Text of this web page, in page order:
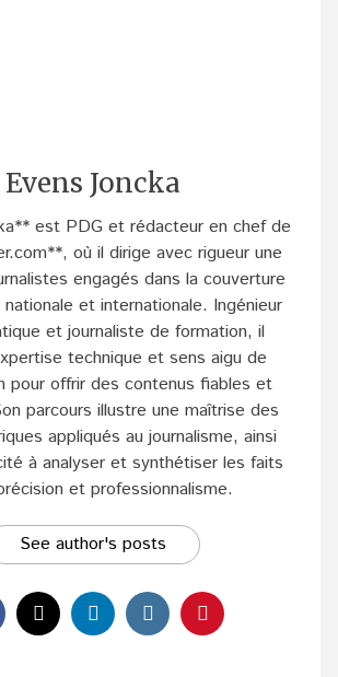
Evens Joncka
est PDG et rédacteur en chef de
où il dirige avec rigueur une
engagés dans la couverture
nationale et internationale. Ingénieur
et journaliste de formation, il
technique et sens aigu de
pour offrir des contenus fiables et
parcours illustre une maîtrise des
appliqués au journalisme, ainsi
à analyser et synthétiser les faits
et professionnalisme.
See author's posts